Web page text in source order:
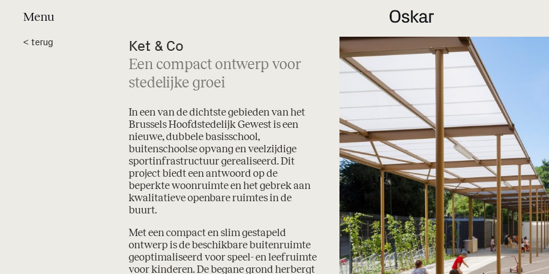
Menu
Projecten
Ket & Co
Een compact ontwerp voor
stedelijke groei
In een van de dichtste gebieden van het
Brussels Hoofdstedelijk Gewest is een
nieuwe, dubbele basisschool,
buitenschoolse opvang en veelzijdige
sportinfrastructuur gerealiseerd. Dit
project biedt een antwoord op de
beperkte woonruimte en het gebrek aan
kwalitatieve openbare ruimtes in de
buurt.
Met een compact en slim gestapeld
ontwerp is de beschikbare buitenruimte
geoptimaliseerd voor speel- en leefruimte
voor kinderen. De begane grond herbergt
< terug